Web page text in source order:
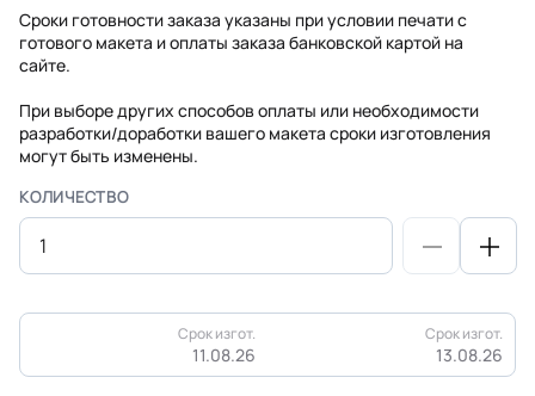
Сроки готовности заказа указаны при условии печати с
готового макета и оплаты заказа банковской картой на
сайте.
При выборе других способов оплаты или необходимости
разработки/доработки вашего макета сроки изготовления
могут быть изменены.
КОЛИЧЕСТВО
Срок изгот.
11.08.26
Срок изгот.
13.08.26